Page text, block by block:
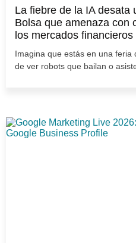
La fiebre de la IA desata
Bolsa que amenaza con
los mercados financieros
Imagina que estás en una
de ver robots que bailan o